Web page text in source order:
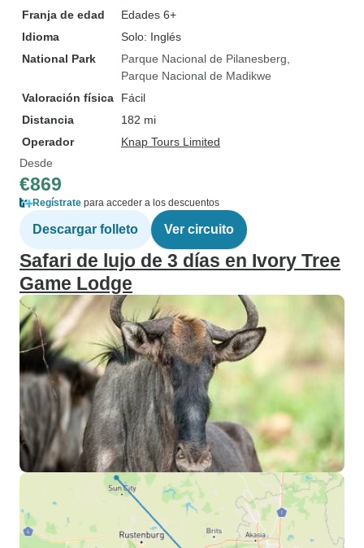
Franja de edad
Edades 6+
Idioma
Solo: Inglés
National Park
Parque Nacional de Pilanesberg
Parque Nacional de Madikwe
Valoración física
Fácil
Distancia
182 mi
Operador
Knap Tours Limited
Desde
€869
Regístrate para acceder a los descuentos
Descargar folleto Ver circuito
Safari de lujo de 3 días en Ivory Tree
Game Lodge